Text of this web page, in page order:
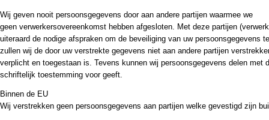
Wij geven nooit persoonsgegevens door aan andere partijen waarmee we
geen verwerkersovereenkomst hebben afgesloten. Met deze partijen
uiteraard de nodige afspraken om de beveiliging van uw persoonsgegevens
zullen wij de door uw verstrekte gegevens niet aan andere partijen
verplicht en toegestaan is. Tevens kunnen wij persoonsgegevens delen met
schriftelijk toestemming voor geeft.
Binnen de EU
Wij verstrekken geen persoonsgegevens aan partijen welke gevestigd zijn